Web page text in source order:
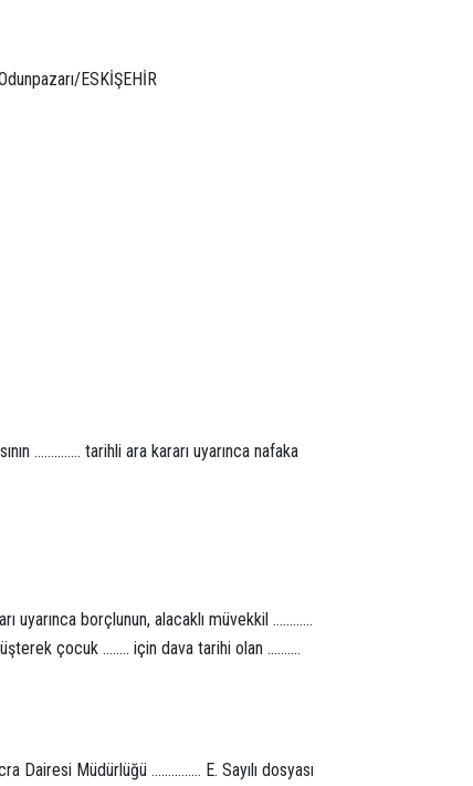
ESKİŞEHİR
tarihli ara kararı uyarınca nafaka
uyarınca borçlunun, alacaklı müvekkil …………
çocuk …….. için dava tarihi olan ……….
Dairesi Müdürlüğü …………… E. Sayılı dosyası